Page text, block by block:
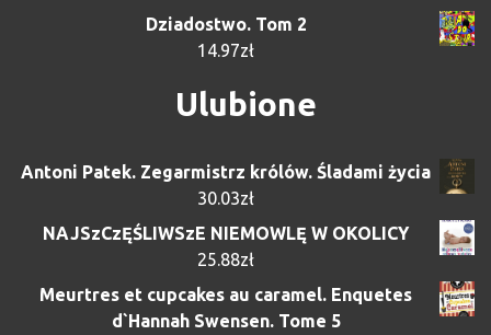
Dziadostwo. Tom 2
14.97zł
Ulubione
Antoni Patek. Zegarmistrz królów. Śladami życia
30.03zł
NAJSzCzĘŚLIWSzE NIEMOWLĘ W OKOLICY
25.88zł
Meurtres et cupcakes au caramel. Enquetes
d`Hannah Swensen. Tome 5